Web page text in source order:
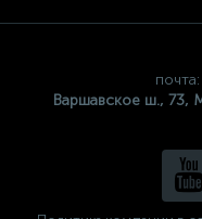
почта:
Варшавское ш., 73,